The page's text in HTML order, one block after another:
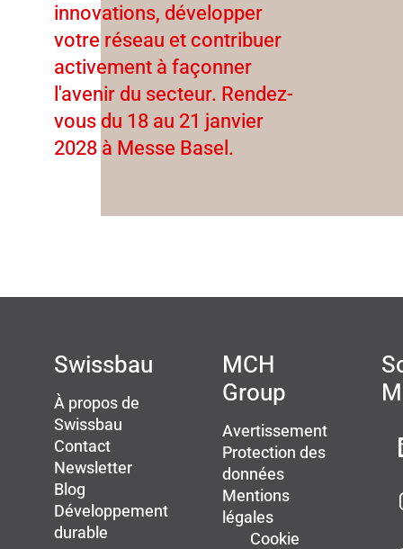
innovations, développer
votre réseau et contribuer
activement à façonner
l'avenir du secteur. Rendez-
vous du 18 au 21 janvier
2028 à Messe Basel.
Swissbau
À propos de
Swissbau
Contact
Newsletter
Blog
Développement
durable
MCH
Group
Avertissement
Protection des
données
Mentions
légales
Cookie